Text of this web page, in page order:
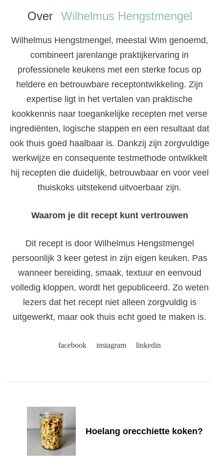
Over Wilhelmus Hengstmengel
Wilhelmus Hengstmengel, meestal Wim genoemd,
combineert jarenlange praktijkervaring in
professionele keukens met een sterke focus op
heldere en betrouwbare receptontwikkeling. Zijn
expertise ligt in het vertalen van praktische
kookkennis naar toegankelijke recepten met verse
ingrediënten, logische stappen en een resultaat dat
ook thuis goed haalbaar is. Dankzij zijn zorgvuldige
werkwijze en consequente testmethode ontwikkelt
hij recepten die duidelijk, betrouwbaar en voor veel
thuiskoks uitstekend uitvoerbaar zijn.
Waarom je dit recept kunt vertrouwen
Dit recept is door Wilhelmus Hengstmengel
persoonlijk 3 keer getest in zijn eigen keuken. Pas
wanneer bereiding, smaak, textuur en eenvoud
volledig kloppen, wordt het gepubliceerd. Zo weten
lezers dat het recept niet alleen zorgvuldig is
uitgewerkt, maar ook thuis echt goed te maken is.
facebook instagram linkedin
Navigation
Hoelang orecchiette koken?